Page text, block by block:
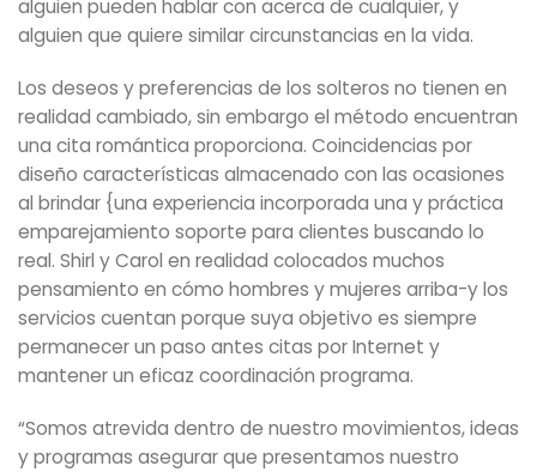
alguien pueden hablar con acerca de cualquier, y
alguien que quiere similar circunstancias en la vida.
Los deseos y preferencias de los solteros no tienen en
realidad cambiado, sin embargo el método encuentran
una cita romántica proporciona. Coincidencias por
diseño características almacenado con las ocasiones
al brindar {una experiencia incorporada una y práctica
emparejamiento soporte para clientes buscando lo
real. Shirl y Carol en realidad colocados muchos
pensamiento en cómo hombres y mujeres arriba-y los
servicios cuentan porque suya objetivo es siempre
permanecer un paso antes citas por Internet y
mantener un eficaz coordinación programa.
“Somos atrevida dentro de nuestro movimientos, ideas
y programas asegurar que presentamos nuestro